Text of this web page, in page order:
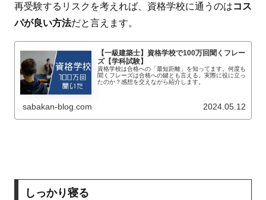
再受験するリスクを考えれば、資格学校に通うのはコス
パが良い方法だと言えます。
【一級建築士】資格学校で100万回聞くフレー
ズ【学科試験】
資格学校は合格への「最短距離」を知ってます。何度も
聞くフレーズは合格への鍵とも言える。実際に役に立っ
たのか？感想を交えながら紹介します。
sabakan-blog.com 2024.05.12
しっかり寝る